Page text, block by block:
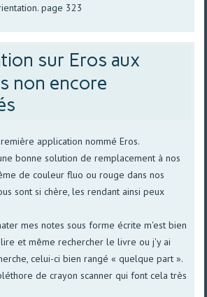
page 323
sur Eros aux
non encore
application nommé Eros.
bonne solution de remplacement à nos
de couleur fluo ou rouge dans nos
sont si chère, les rendant ainsi peux
mes notes sous forme écrite m'est bien
et même rechercher le livre ou j'y ai
celui-ci bien rangé « quelque part ».
de crayon scanner qui font cela très